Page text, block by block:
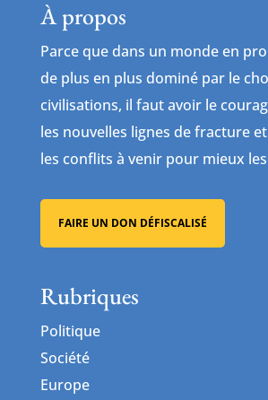
À propos
Parce que dans un monde en
de plus en plus dominé par le
civilisations, il faut avoir le
les nouvelles lignes de fracture
les conflits à venir pour mieux
FAIRE UN DON DÉFISCALISÉ
Rubriques
Politique
Société
Europe